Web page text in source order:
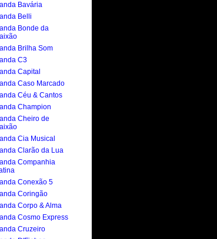
Bavária
Belli
Bonde da
Brilha Som
C3
Capital
Caso Marcado
Céu & Cantos
Champion
Cheiro de
Cia Musical
Clarão da Lua
Companhia
Conexão 5
Coringão
Corpo & Alma
Cosmo Express
Cruzeiro